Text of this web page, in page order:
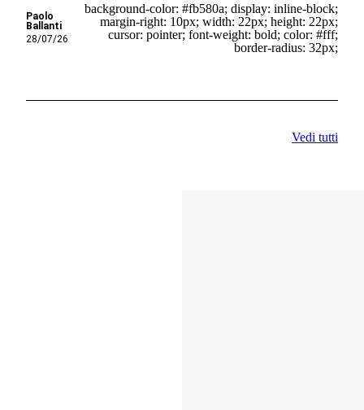
Paolo
Ballanti
28/07/26
background-color: #fb580a; display: inline-block;
margin-right: 10px; width: 22px; height: 22px;
cursor: pointer; font-weight: bold; color: #fff;
border-radius: 32px;
Vedi tutti